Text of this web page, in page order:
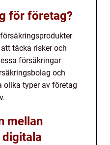
för företag?
täcka risker och
försäkringar
och
olika typer av företag
mellan